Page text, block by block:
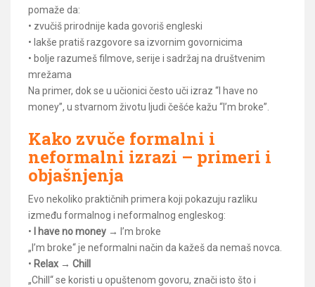
pomaže da:
• zvučiš prirodnije kada govoriš engleski
• lakše pratiš razgovore sa izvornim govornicima
• bolje razumeš filmove, serije i sadržaj na društvenim
mrežama
Na primer, dok se u učionici često uči izraz “I have no
money”, u stvarnom životu ljudi češće kažu “I’m broke”.
Kako zvuče formalni i
neformalni izrazi – primeri i
objašnjenja
Evo nekoliko praktičnih primera koji pokazuju razliku
između formalnog i neformalnog engleskog:
•
I have no money → I’m broke
„I’m broke“ je neformalni način da kažeš da nemaš novca.
• Relax → Chill
„Chill“ se koristi u opuštenom govoru, znači isto što i